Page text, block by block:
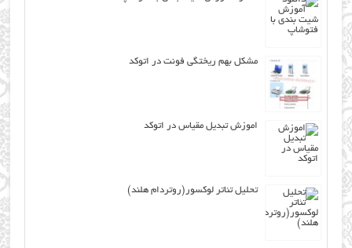
مشکل بهم ریختگی فونت در اتوکد
اموزش تبدیل مقیاس در اتوکد
تحلیل تئاتر لوکسور(روتردام هلند)